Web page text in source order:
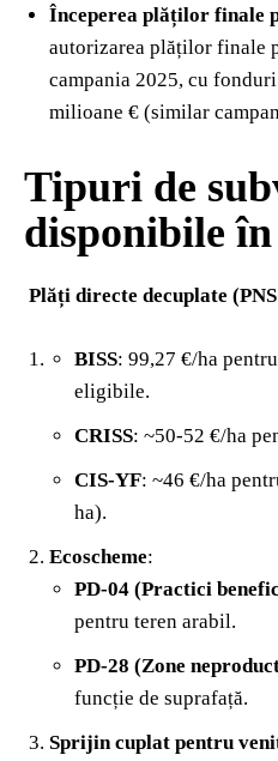
Începerea plăților finale
autorizarea plăților finale
campania 2025, cu
milioane € (similar
Tipuri de
disponibile în
Plăți directe decuplate
BISS: 99,27 €/ha
eligibile.
CRISS: ~50-52 €/ha
CIS-YF: ~46 €/ha
ha).
Ecoscheme:
PD-04 (Practici
pentru teren arabil.
PD-28 (Zone
funcție de suprafață.
Sprijin cuplat pentru